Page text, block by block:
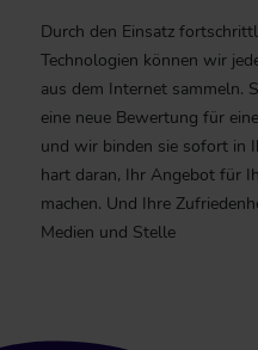
Durch den Einsatz
Technologien können wir
aus dem Internet sammeln.
eine neue Bewertung für
und wir binden sie sofort in
hart daran, Ihr Angebot für
machen. Und Ihre
Medien und Stelle